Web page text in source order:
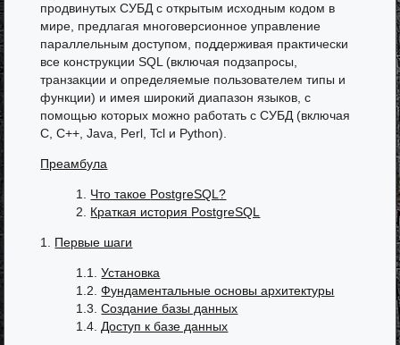
продвинутых СУБД с открытым исходным кодом в
мире, предлагая многоверсионное управление
параллельным доступом, поддерживая практически
все конструкции SQL (включая подзапросы,
транзакции и определяемые пользователем типы и
функции) и имея широкий диапазон языков, с
помощью которых можно работать с СУБД (включая
C, C++, Java, Perl, Tcl и Python).
Преамбула
1. Что такое PostgreSQL?
2. Краткая история PostgreSQL
1. Первые шаги
1.1.Установка
1.2.Фундаментальные основы архитектуры
1.3.Создание базы данных
1.4. Доступ к базе данных